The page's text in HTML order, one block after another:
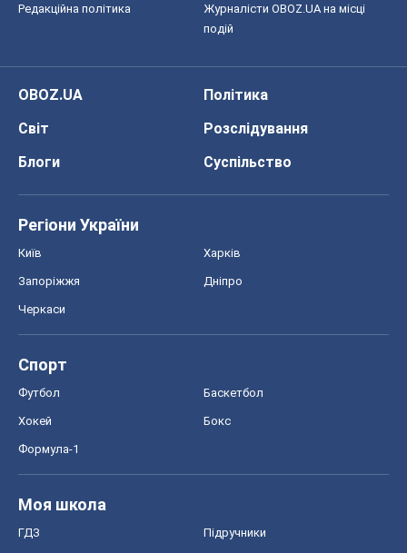
Редакційна політика
Журналісти OBOZ.UA на місці
подій
OBOZ.UA
Політика
Світ
Розслідування
Блоги
Суспільство
Регіони України
Київ Харків
Запоріжжя Дніпро
Черкаси
Спорт
Футбол Баскетбол
Хокей Бокс
Формула-1
Моя школа
ГДЗ Підручники